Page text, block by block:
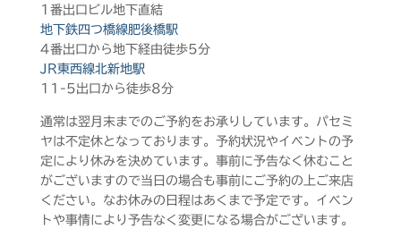
1番出口ビル地下直結
地下鉄四つ橋線肥後橋駅
4番出口から地下経由徒歩5分
JR東西線北新地駅
11-5出口から徒歩8分
通常は翌月末までのご予約をお承りしています。パセミ
ヤは不定休となっております。予約状況やイベントの予
定により休みを決めています。事前に予告なく休むこと
がございますので当日の場合も事前にご予約の上ご来店
ください。なお休みの日程はあくまで予定です。イベン
トや事情により予告なく変更になる場合がございます。